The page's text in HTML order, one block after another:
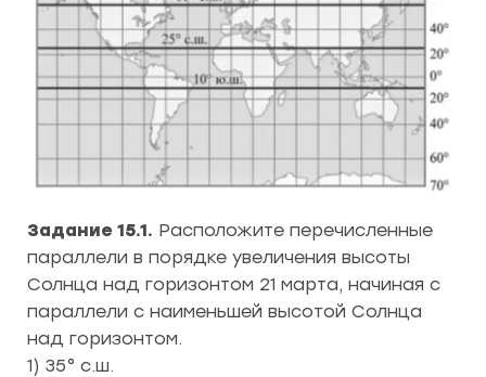
Задание 15.1. Расположите перечисленные
параллели в порядке увеличения высоты
Солнца над горизонтом 21 марта, начиная с
параллели с наименьшей высотой Солнца
над горизонтом.
1) 35° с.ш.